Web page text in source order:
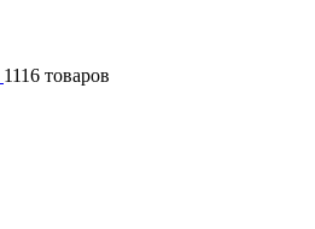
1116 товаров